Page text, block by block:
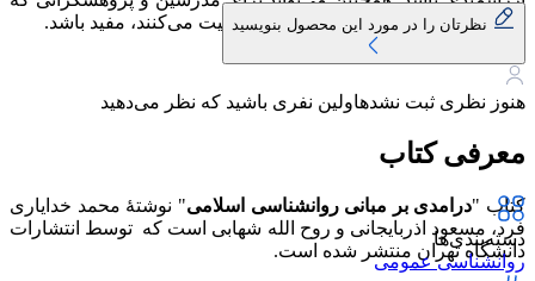
در حوزه تلفیق روانشناسی و اسلام فعالیت می‌کنند، مفید باشد.
نظرتان را در مورد این محصول بنویسید
هنوز نظری ثبت نشدهاولین نفری باشید که نظر می‌دهید
معرفی کتاب
کتاب "درامدی بر مبانی روانشناسی اسلامی" نوشتهٔ محمد خدایاری
فرد، مسعود اذربایجانی و روح الله شهابی است که توسط انتشارات
دانشگاه تهران منتشر شده است.
دسته‌بندی‌ها
روانشناسی عمومی